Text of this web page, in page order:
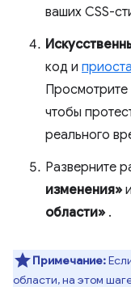
ваших CSS-
код и
чтобы
реального
Разверните
изменения»
области» .
Примечание:
области, на этом